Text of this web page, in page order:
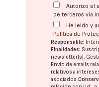
Autorizo el
de terceros vía
He leído y
Política de
Responsable:
Finalidades:
newsletter(s).
Envío de emails
relativos a
asociados.